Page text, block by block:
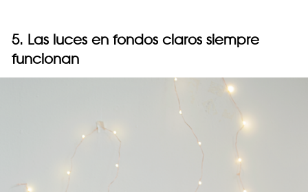
5. Las luces en fondos claros siempre
funcionan